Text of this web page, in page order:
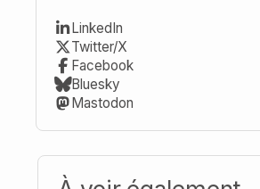
LinkedIn
Twitter/X
Facebook
Bluesky
Mastodon